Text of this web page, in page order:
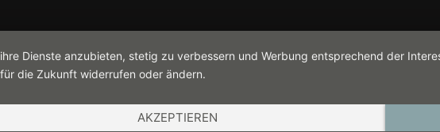
Dienste anzubieten, stetig zu verbessern und Werbung entsprechend der
die Zukunft widerrufen oder ändern.
AKZEPTIEREN